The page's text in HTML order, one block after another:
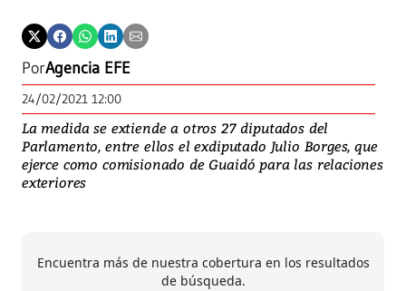
PorAgencia EFE
24/02/2021 12:00
La medida se extiende a otros 27 diputados del
Parlamento, entre ellos el exdiputado Julio Borges, que
ejerce como comisionado de Guaidó para las relaciones
exteriores
Encuentra más de nuestra cobertura en los resultados
de búsqueda.